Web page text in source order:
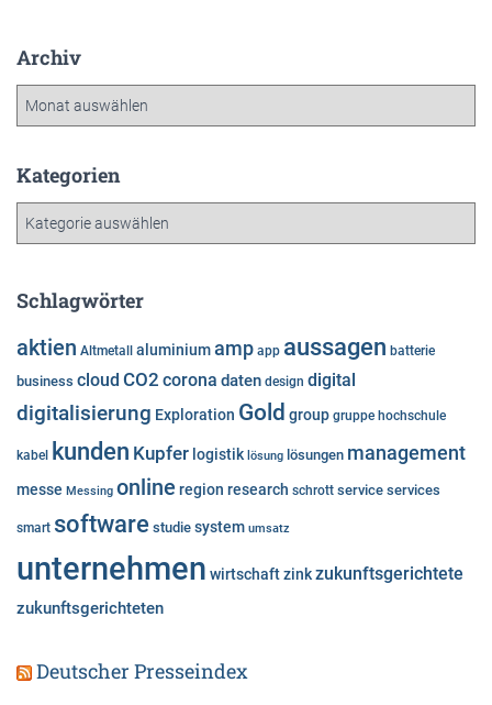
Archiv
h
Kategorien
g
r
i
e
Schlagwörter
aktien Altmetall aluminiumamp app aussagen batterie
business cloud CO2 corona daten design digital
digitalisierung Exploration Gold group gruppe hochschule
kabel kunden Kupfer logistik lösung lösungen management
messe Messing online region research schrott service services
smart software studie system umsatz
unternehmen wirtschaftzinkzukunftsgerichtete
zukunftsgerichteten
Deutscher Presseindex